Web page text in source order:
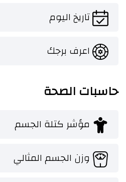
تاريخ اليوم
اعرف برجك
حاسبات الصحة
مؤشر كتلة الجسم
وزن الجسم المثالي